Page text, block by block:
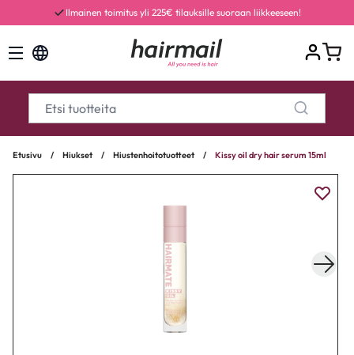
Ilmainen toimitus yli 225€ tilauksille suoraan liikkeeseen!
Etusivu / Hiukset / Hiustenhoitotuotteet / Kissy oil dry hair serum 15ml